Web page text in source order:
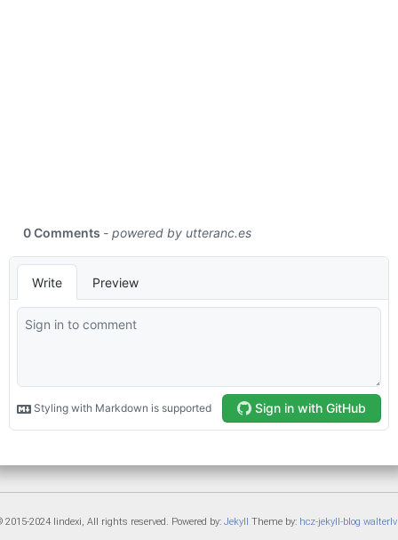
2015-2024 lindexi, All rights reserved. Powered by: Jekyll Theme by: hcz-jekyll-blog walterlv